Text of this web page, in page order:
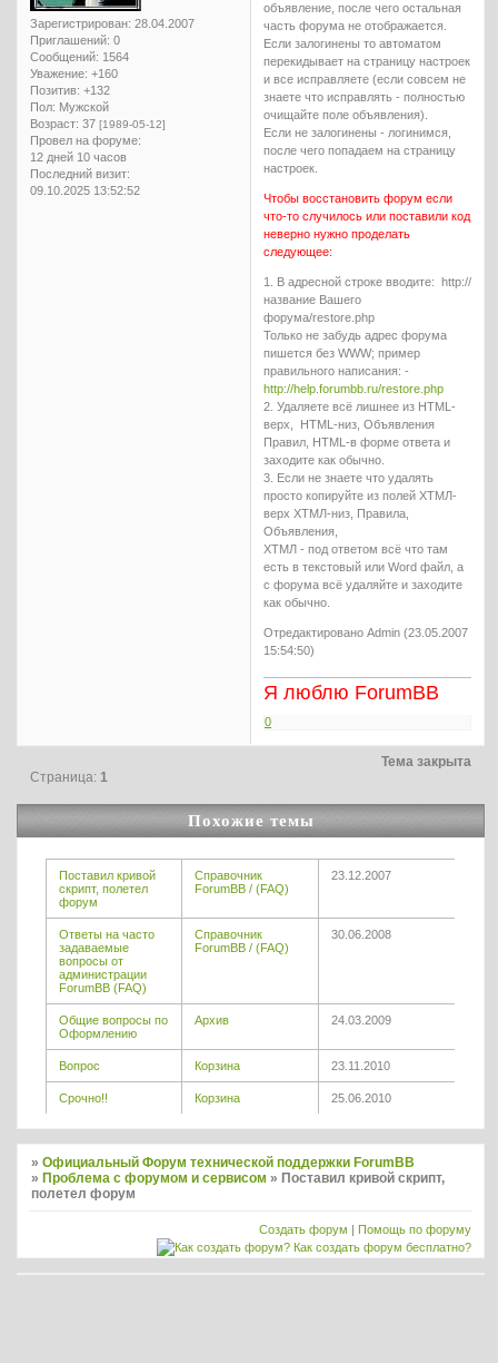
Зарегистрирован: 28.04.2007
Приглашений: 0
Сообщений: 1564
Уважение: +160
Позитив: +132
Пол: Мужской
Возраст: 37 [1989-05-12]
Провел на форуме:
12 дней 10 часов
Последний визит:
09.10.2025 13:52:52
объявление, после чего остальная
часть форума не отображается.
Если залогинены то автоматом
перекидывает на страницу настроек
и все исправляете (если совсем не
знаете что исправлять - полностью
очищайте поле объявления).
Если не залогинены - логинимся,
после чего попадаем на страницу
настроек.
Чтобы восстановить форум если
что-то случилось или поставили код
неверно нужно проделать
следующее:
1. В адресной строке вводите: http://
название Вашего
форума/restore.php
Только не забудь адрес форума
пишется без WWW; пример
правильного написания: -
http://help.forumbb.ru/restore.php
2. Удаляете всё лишнее из HTML-
верх, HTML-низ, Объявления
Правил, HTML-в форме ответа и
заходите как обычно.
3. Если не знаете что удалять
просто копируйте из полей ХТМЛ-
верх ХТМЛ-низ, Правила,
Объявления,
ХТМЛ - под ответом всё что там
есть в текстовый или Word файл, а
с форума всё удаляйте и заходите
как обычно.
Отредактировано Admin (23.05.2007
15:54:50)
Я люблю ForumBB
0
Тема закрыта
Страница: 1
Похожие темы
Поставил кривой
скрипт, полетел
форум
Справочник
ForumBB / (FAQ)
23.12.2007
Ответы на часто
задаваемые
вопросы от
администрации
ForumBB (FAQ)
Справочник
ForumBB / (FAQ)
30.06.2008
Общие вопросы по
Оформлению
Архив 24.03.2009
Вопрос Корзина 23.11.2010
Срочно!! Корзина 25.06.2010
»Официальный Форум технической поддержки ForumBB
» Проблема с форумом и сервисом » Поставил кривой скрипт,
полетел форум
Создать форум |Помощь по форуму